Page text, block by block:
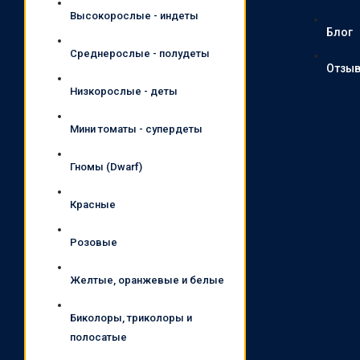
Высокорослые - индеты
Среднерослые - полудеты
Низкорослые - деты
Мини томаты - супердеты
Гномы (Dwarf)
Красные
Розовые
Желтые, оранжевые и белые
Биколоры, триколоры и
полосатые
Блог